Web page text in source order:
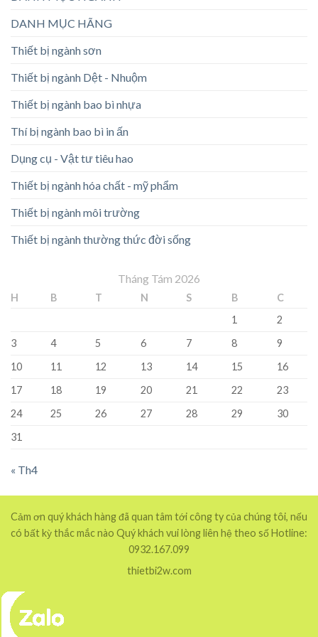
DANH MỤC HÃNG
Thiết bị ngành sơn
Thiết bị ngành Dệt - Nhuộm
Thiết bị ngành bao bì nhựa
Thí bị ngành bao bì in ấn
Dụng cụ - Vật tư tiêu hao
Thiết bị ngành hóa chất - mỹ phẩm
Thiết bị ngành môi trường
Thiết bị ngành thường thức đời sống
Tháng Tám 2026
H B T N S B
C
1
2
3
4 5 6 7 8
9
10
11 12 13 14 15
16
17
18 19 20 21 22
23
24
25 26 27 28 29
30
31
« Th4
Cảm ơn quý khách hàng đã quan tâm tới công ty của chúng tôi, nếu
có bất kỳ thắc mắc nào Quý khách vui lòng liên hệ theo số Hotline:
0932.167.099
thietbi2w.com